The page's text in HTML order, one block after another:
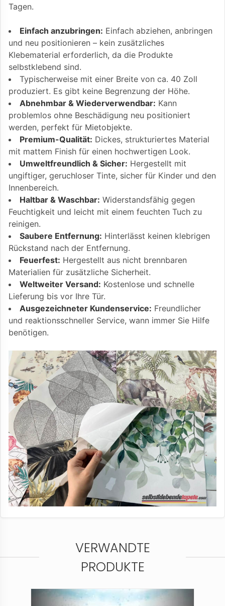
Tagen.
Einfach anzubringen: Einfach abziehen, anbringen
und neu positionieren – kein zusätzliches
Klebematerial erforderlich, da die Produkte
selbstklebend sind.
Typischerweise mit einer Breite von ca. 40 Zoll
produziert. Es gibt keine Begrenzung der Höhe.
Abnehmbar & Wiederverwendbar: Kann
problemlos ohne Beschädigung neu positioniert
werden, perfekt für Mietobjekte.
Premium-Qualität: Dickes, strukturiertes Material
mit mattem Finish für einen hochwertigen Look.
Umweltfreundlich & Sicher: Hergestellt mit
ungiftiger, geruchloser Tinte, sicher für Kinder und den
Innenbereich.
Haltbar & Waschbar: Widerstandsfähig gegen
Feuchtigkeit und leicht mit einem feuchten Tuch zu
reinigen.
Saubere Entfernung: Hinterlässt keinen klebrigen
Rückstand nach der Entfernung.
Feuerfest: Hergestellt aus nicht brennbaren
Materialien für zusätzliche Sicherheit.
Weltweiter Versand: Kostenlose und schnelle
Lieferung bis vor Ihre Tür.
Ausgezeichneter Kundenservice: Freundlicher
und reaktionsschneller Service, wann immer Sie Hilfe
benötigen.
VERWANDTE
PRODUKTE